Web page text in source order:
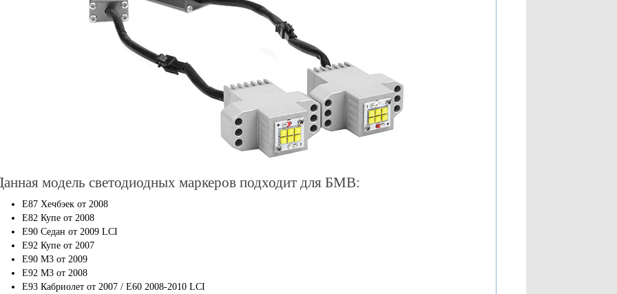
модель светодиодных маркеров подходит для БМВ:
E87 Хечбэек от 2008
E82 Купе от 2008
E90 Седан от 2009 LCI
E92 Купе от 2007
E90 M3 от 2009
E92 M3 от 2008
E93 Кабриолет от 2007 / E60 2008-2010 LCI